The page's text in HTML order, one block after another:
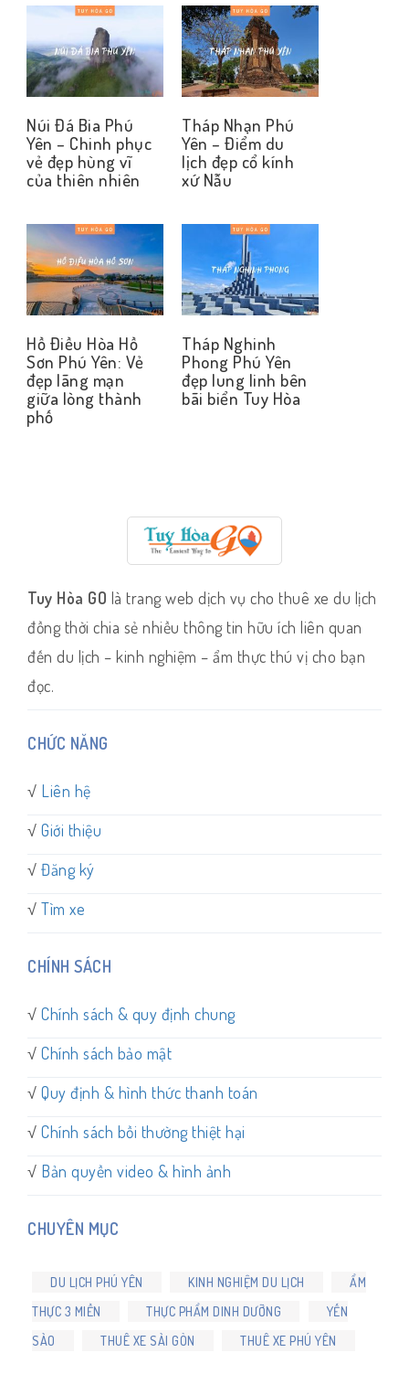
Núi Đá Bia Phú
Yên – Chinh phục
vẻ đẹp hùng vĩ
của thiên nhiên
Tháp Nhạn Phú
Yên – Điểm du
lịch đẹp cổ kính
xứ Nẫu
Hồ Điều Hòa Hồ
Sơn Phú Yên: Vẻ
đẹp lãng mạn
giữa lòng thành
phố
Tháp Nghinh
Phong Phú Yên
đẹp lung linh bên
bãi biển Tuy Hòa
Tuy Hòa GO là trang web dịch vụ cho thuê xe du lịch
đồng thời chia sẻ nhiều thông tin hữu ích liên quan
đến du lịch – kinh nghiệm – ẩm thực thú vị cho bạn
đọc.
CHỨC NĂNG
√ Liên hệ
√ Giới thiệu
√ Đăng ký
√ Tìm xe
CHÍNH SÁCH
√ Chính sách & quy định chung
√ Chính sách bảo mật
√ Quy định & hình thức thanh toán
√ Chính sách bồi thường thiệt hại
√ Bản quyền video & hình ảnh
CHUYÊN MỤC
DU LỊCH PHÚ YÊN KINH NGHIỆM DU LỊCH
ẨM
THỰC 3 MIỀN
THỰC PHẨM DINH DƯỠNG
YẾN
SÀO
THUÊ XE SÀI GÒN THUÊ XE PHÚ YÊN